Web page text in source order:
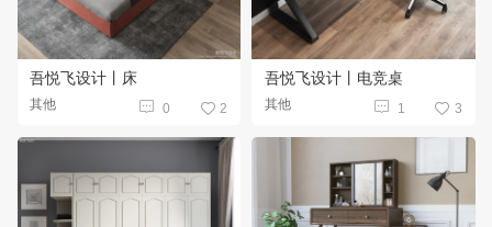
吾悦飞设计丨床
其他  0  2
吾悦飞设计丨电竞桌
其他  1  3